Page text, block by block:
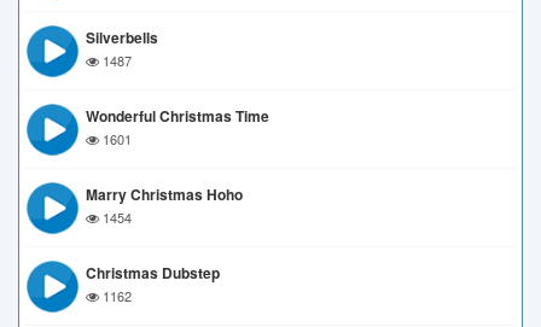
Silverbells
1487
Wonderful Christmas Time
1601
Marry Christmas Hoho
1454
Christmas Dubstep
1162